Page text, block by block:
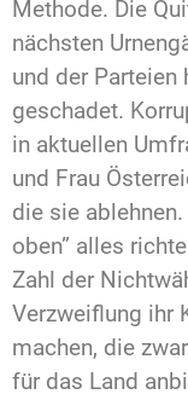
Methode. Die
nächsten
und der
geschadet.
in aktuellen
und Frau
die sie
oben” alles
Zahl der
Verzweiflung ihr
machen, die
für das Land